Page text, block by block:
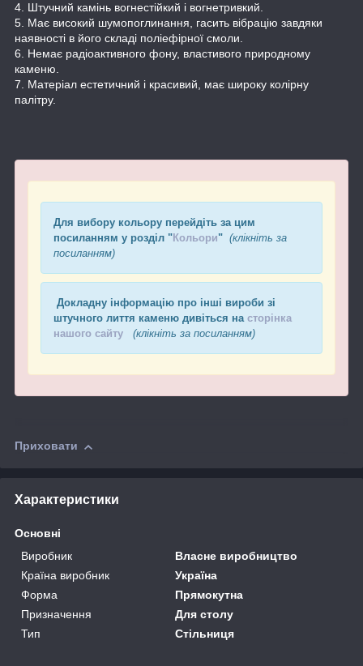
4. Штучний камінь вогнестійкий і вогнетривкий.
5. Має високий шумопоглинання, гасить вібрацію завдяки
наявності в його складі поліефірної смоли.
6. Немає радіоактивного фону, властивого природному
каменю.
7. Матеріал естетичний і красивий, має широку колірну
палітру.
Для вибору кольору перейдіть за цим
посиланням у розділ " Кольори" (клікніть за
посиланням)
Докладну інформацію про інші вироби зі
штучного лиття каменю дивіться на сторінка
нашого сайту
(клікніть за посиланням)
Приховати
Характеристики
Основні
Виробник
Власне виробництво
Країна виробник
Україна
Форма
Прямокутна
Призначення
Для столу
Тип
Стільниця